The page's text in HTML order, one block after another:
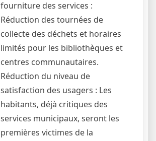
fourniture des services :
Réduction des tournées de
collecte des déchets et horaires
limités pour les bibliothèques et
centres communautaires.
Réduction du niveau de
satisfaction des usagers : Les
habitants, déjà critiques des
services municipaux, seront les
premières victimes de la